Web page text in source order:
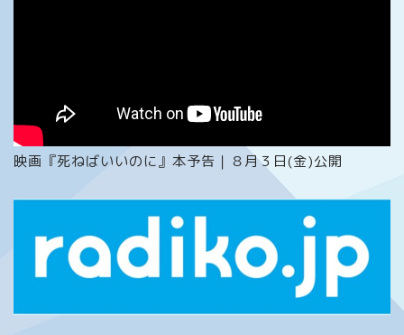
映画『死ねばいいのに』本予告｜８月３日(金)公開